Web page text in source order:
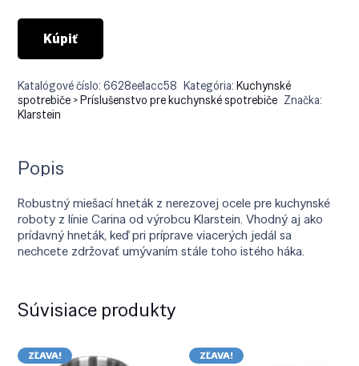
Kúpiť
Katalógové číslo:6628ee1acc58 Kategória:Kuchynské
spotrebiče > Príslušenstvo pre kuchynské spotrebiče Značka:
Klarstein
Popis
Robustný miešací hneták z nerezovej ocele pre kuchynské
roboty z línie Carina od výrobcu Klarstein. Vhodný aj ako
prídavný hneták, keď pri príprave viacerých jedál sa
nechcete zdržovať umývaním stále toho istého háka.
Súvisiace produkty
ZĽAVA! ZĽAVA!